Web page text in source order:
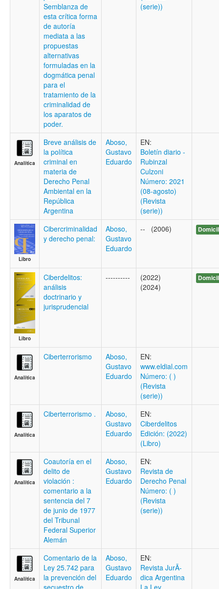
Semblanza de
esta crítica forma
de autoría
mediata a las
propuestas
alternativas
formuladas en la
dogmática penal
para el
tratamiento de la
criminalidad de
los aparatos de
poder.
(serie))
Analítica
Breve análisis de
la política
criminal en
materia de
Derecho Penal
Ambiental en la
República
Argentina
Aboso,
Gustavo
Eduardo
EN:
Boletí­n diario -
Rubinzal
Culzoni
Número: 2021
(08-agosto)
(Revista
(serie))
Libro
Cibercriminalidad
y derecho penal:
Aboso,
Gustavo
Eduardo
-- (2006)
Libro
Ciberdelitos:
análisis
doctrinario y
jurisprudencial
----------
(2022)
(2024)
Analítica
Ciberterrorismo
Aboso,
Gustavo
Eduardo
EN:
www.eldial.com
Número: ( )
(Revista
(serie))
Analítica
Ciberterrorismo .
Aboso,
Gustavo
Eduardo
EN:
Ciberdelitos
Edición: (2022)
(Libro)
Analítica
Coautoría en el
delito de
violación :
comentario a la
sentencia del 7
de junio de 1977
del Tribunal
Federal Superior
Alemán
Aboso,
Gustavo
Eduardo
EN:
Revista de
Derecho Penal
Número: ( )
(Revista
(serie))
Analítica
Comentario de la
Ley 25.742 para
la prevención del
secuestro de
Aboso,
Gustavo
Eduardo
EN:
Revista JurÃ­
dica Argentina
La Ley